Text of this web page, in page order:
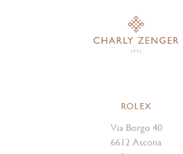
ROLEX
Via Borgo 40
6612 Ascona